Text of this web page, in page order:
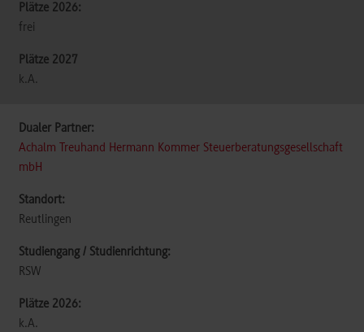
frei
k.A.
Achalm Treuhand Hermann Kommer Steuerberatungsgesellschaft
mbH
Reutlingen
RSW
k.A.